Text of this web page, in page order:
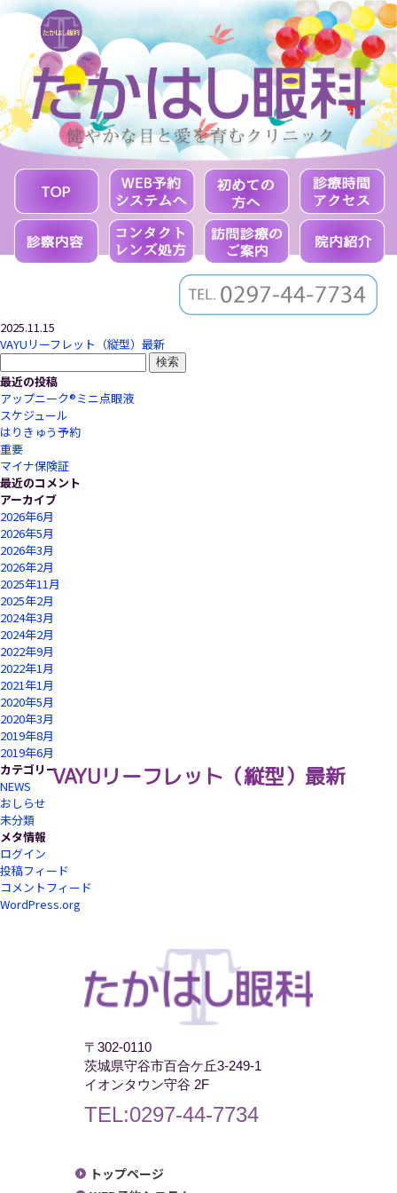
VAYUリーフレット（縦型）最新
2025.11.15
VAYUリーフレット（縦型）最新
索:
最近の投稿
アップニーク®ミニ点眼液
スケジュール
はりきゅう予約
重要
マイナ保険証
最近のコメント
アーカイブ
2026年6月
2026年5月
2026年3月
2026年2月
2025年11月
2025年2月
2024年3月
2024年2月
2022年9月
2022年1月
2021年1月
2020年5月
2020年3月
2019年8月
2019年6月
カテゴリー
NEWS
おしらせ
未分類
メタ情報
ログイン
投稿フィード
コメントフィード
WordPress.org
〒302-0110
茨城県守谷市百合ケ丘3-249-1
イオンタウン守谷 2F
TEL:0297-44-7734
トップページ